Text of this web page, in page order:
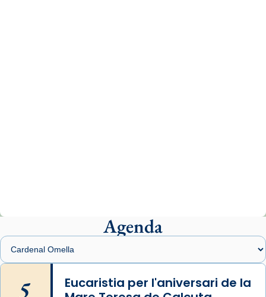
presidit aquest 27 de juliol la missa de Les
Santes de Mataró.
🔗
📸 J. Merino
Agenda
5
Eucaristia per l'aniversari de la